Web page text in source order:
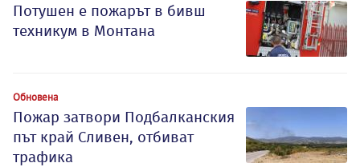
Потушен е пожарът в бивш
техникум в Монтана
Обновена
Пожар затвори Подбалканския
път край Сливен, отбиват
трафика